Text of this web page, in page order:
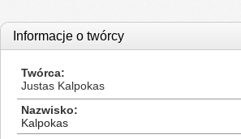
Informacje o twórcy
Twórca
Justas Kalpokas
Nazwisko
Kalpokas